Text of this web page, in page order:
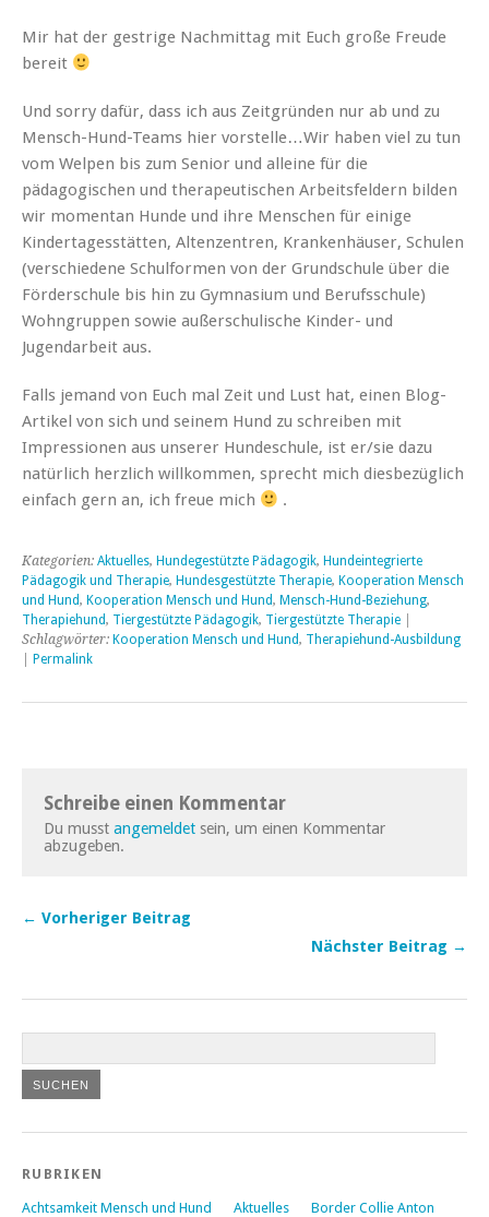
Mir hat der gestrige Nachmittag mit Euch große Freude
bereit
Und sorry dafür, dass ich aus Zeitgründen nur ab und zu
Mensch-Hund-Teams hier vorstelle…Wir haben viel zu tun
vom Welpen bis zum Senior und alleine für die
pädagogischen und therapeutischen Arbeitsfeldern bilden
wir momentan Hunde und ihre Menschen für einige
Kindertagesstätten, Altenzentren, Krankenhäuser, Schulen
(verschiedene Schulformen von der Grundschule über die
Förderschule bis hin zu Gymnasium und Berufsschule)
Wohngruppen sowie außerschulische Kinder- und
Jugendarbeit aus.
Falls jemand von Euch mal Zeit und Lust hat, einen Blog-
Artikel von sich und seinem Hund zu schreiben mit
Impressionen aus unserer Hundeschule, ist er/sie dazu
natürlich herzlich willkommen, sprecht mich diesbezüglich
einfach gern an, ich freue mich
.
Kategorien: Aktuelles, Hundegestützte Pädagogik, Hundeintegrierte
Pädagogik und Therapie, Hundesgestützte Therapie, Kooperation Mensch
und Hund, Kooperation Mensch und Hund, Mensch-Hund-Beziehung,
Therapiehund, Tiergestützte Pädagogik, Tiergestützte Therapie
Schlagwörter: Kooperation Mensch und Hund, Therapiehund-Ausbildung
Permalink
Schreibe einen Kommentar
Du musst angemeldet sein, um einen Kommentar
abzugeben.
← Vorheriger Beitrag
Nächster Beitrag →
RUBRIKEN
Achtsamkeit Mensch und Hund Aktuelles
Border Collie Anton